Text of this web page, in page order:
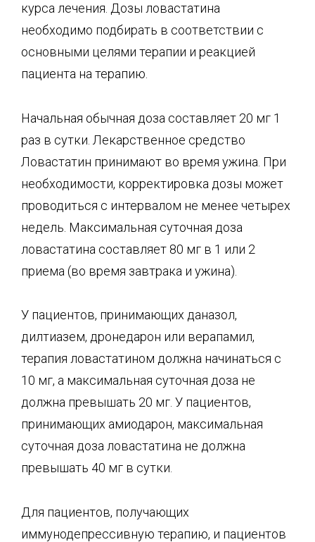
курса лечения. Дозы ловастатина
необходимо подбирать в соответствии с
основными целями терапии и реакцией
пациента на терапию.
Начальная обычная доза составляет 20 мг 1
раз в сутки. Лекарственное средство
Ловастатин принимают во время ужина. При
необходимости, корректировка дозы может
проводиться с интервалом не менее четырех
недель. Максимальная суточная доза
ловастатина составляет 80 мг в 1 или 2
приема (во время завтрака и ужина).
У пациентов, принимающих даназол,
дилтиазем, дронедарон или верапамил,
терапия ловастатином должна начинаться с
10 мг, а максимальная суточная доза не
должна превышать 20 мг. У пациентов,
принимающих амиодарон, максимальная
суточная доза ловастатина не должна
превышать 40 мг в сутки.
Для пациентов, получающих
иммунодепрессивную терапию, и пациентов